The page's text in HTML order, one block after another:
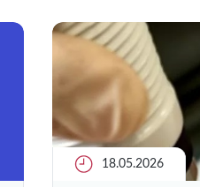
18.05.2026